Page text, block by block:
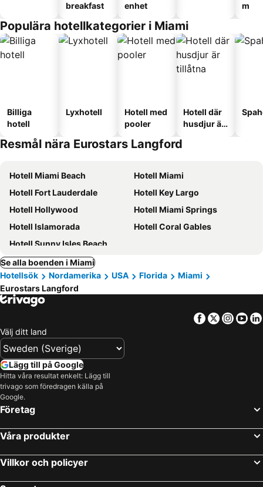
breakfast
enhet
m
Populära hotellkategorier i Miami
Billiga
hotell
Lyxhotell
Hotell med
pooler
Hotell där
husdjur är
Resmål nära Eurostars Langford
Hotell Miami Beach
Hotell Miami
Hotell Fort Lauderdale
Hotell Key Largo
Hotell Hollywood
Hotell Miami Springs
Hotell Islamorada
Hotell Coral Gables
Hotell Sunny Isles Beach
Se alla boenden i Miami
Hotellsök
Nordamerika USA Florida
Miami
Eurostars Langford
Facebook
Twitter
Välj ditt land
Lägg till på Google
Hitta våra resultat enkelt: Lägg till
trivago som föredragen källa på
Google.
Företag
Våra produkter
Villkor och policyer